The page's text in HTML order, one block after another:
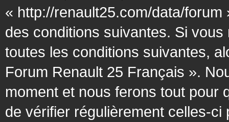
« http://renault25.com/data/
des conditions suivantes. Si vous
toutes les conditions suivantes,
Forum Renault 25 Français ».
moment et nous ferons tout pour
de vérifier régulièrement celles-ci